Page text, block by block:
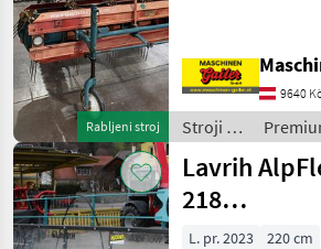
Rabljeni stroj
Delovna širina cca
Gosenica za seno je
popolnoma funk9640
Stroji z
motorji /
Reform
Lavrih
218
Brielmaier/
L. pr. 2023
220 cm